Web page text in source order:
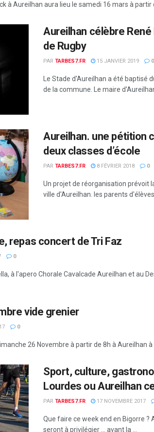
à Aureilhan aura lieu le samedi 16 mars à partir
Aureilhan célèbre
de Rugby
PAR TARBES7.FR 15 JANVIER 2019 0
Le Stade d'Aureilhan a été baptisé
de la commune. Le maire
Aureilhan. une pétition
deux classes d’école
PAR TARBES7.FR 8 FÉVRIER 2018 0
Un projet de réorganisation prévoit
ville d'Aureilhan. les parents
repas concert de Tri Faz
0
à l'apero Chorale Cavalcade Aureilhan et au
vide grenier
0
26 Novembre à partir de 8h à Aureilhan à
Sport, culture,
Lourdes ou Aureilhan
PAR TARBES7.FR 17 NOVEMBRE 2017
Que faire ce week end en Bigorre ?
seront à privilégier ... avant la ...